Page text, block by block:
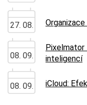
27. 08.
08. 09.
Pixelmator
inteligencí
08. 09. iCloud: